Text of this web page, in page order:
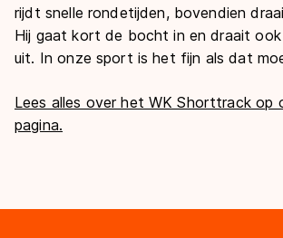
rijdt snelle rondetijden, bovendien
Hij gaat kort de bocht in en draait
uit. In onze sport is het fijn als dat
Lees alles over het WK Shorttrack op
pagina.